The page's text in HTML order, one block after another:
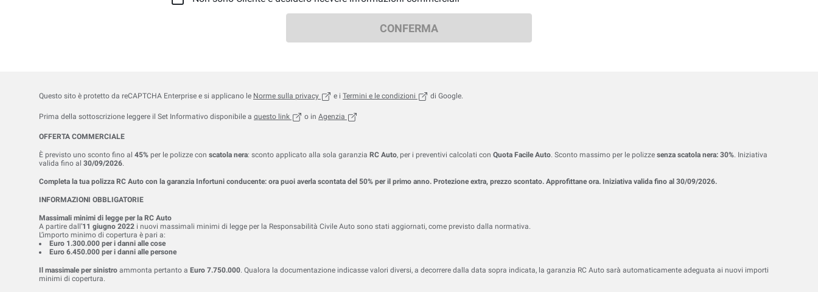
CONFERMA
Questo sito è protetto da reCAPTCHA Enterprise e si applicano le Norme sulla privacy , (apre in una nuova scheda)
e i Termini e le condizioni , (apre in una nuova scheda)
di Google.
Prima della sottoscrizione leggere il Set Informativo disponibile a questo link , (apre in una nuova scheda)
o in Agenzia , (apre in una nuova scheda)
OFFERTA COMMERCIALE
È previsto uno sconto fino al 45% per le polizze con scatola nera: sconto applicato alla sola garanzia RC Auto, per i preventivi calcolati con Quota Facile Auto. Sconto massimo per le polizze senza scatola nera: 30%. Iniziativa
valida fino al 30/09/2026.
Completa la tua polizza RC Auto con la garanzia Infortuni conducente: ora puoi averla scontata del 50% per il primo anno. Protezione extra, prezzo scontato. Approfittane ora. Iniziativa valida fino al 30/09/2026.
INFORMAZIONI OBBLIGATORIE
Massimali minimi di legge per la RC Auto
A partire dall’11 giugno 2022 i nuovi massimali minimi di legge per la Responsabilità Civile Auto sono stati aggiornati, come previsto dalla normativa.
L’importo minimo di copertura è pari a:
Euro 1.300.000 per i danni alle cose
Euro 6.450.000 per i danni alle persone
Il massimale per sinistro ammonta pertanto a Euro 7.750.000. Qualora la documentazione indicasse valori diversi, a decorrere dalla data sopra indicata, la garanzia RC Auto sarà automaticamente adeguata ai nuovi importi
minimi di copertura.